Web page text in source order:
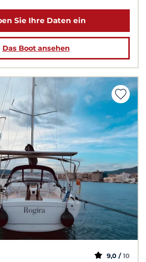
Sie Ihre Daten ein
Das Boot ansehen
9,0 / 10